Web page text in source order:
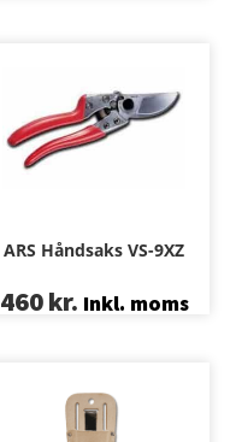
ARS Håndsaks VS-9XZ
460kr. Inkl. moms